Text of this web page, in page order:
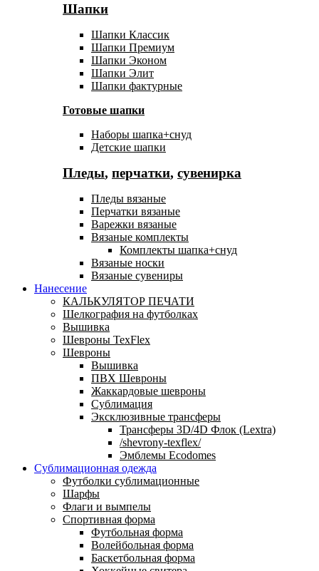
Шапки
Шапки Классик
Шапки Премиум
Шапки Эконом
Шапки Элит
Шапки фактурные
Готовые шапки
Наборы шапка+снуд
Детские шапки
Пледы, перчатки, сувенирка
Пледы вязаные
Перчатки вязаные
Варежки вязаные
Вязаные комплекты
Комплекты шапка+снуд
Вязаные носки
Вязаные сувениры
Нанесение
КАЛЬКУЛЯТОР ПЕЧАТИ
Шелкография на футболках
Вышивка
Шевроны TexFlex
Шевроны
Вышивка
ПВХ Шевроны
Жаккардовые шевроны
Сублимация
Эксклюзивные трансферы
Трансферы 3D/4D Флок (Lextra)
/shevrony-texflex/
Эмблемы Ecodomes
Сублимационная одежда
Футболки сублимационные
Шарфы
Флаги и вымпелы
Спортивная форма
Футбольная форма
Волейбольная форма
Баскетбольная форма